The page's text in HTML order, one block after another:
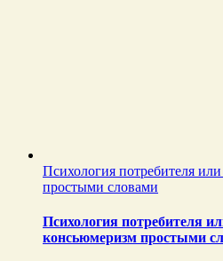
Психология потребителя
простыми словами
Психология потребителя
консьюмеризм простыми